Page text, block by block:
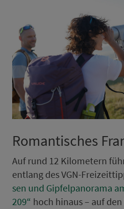
Romantisches
Auf rund 12 Kilometern
ent­lang des VGN-
sen und Gipfel­panorama
209“ hoch hinaus – auf